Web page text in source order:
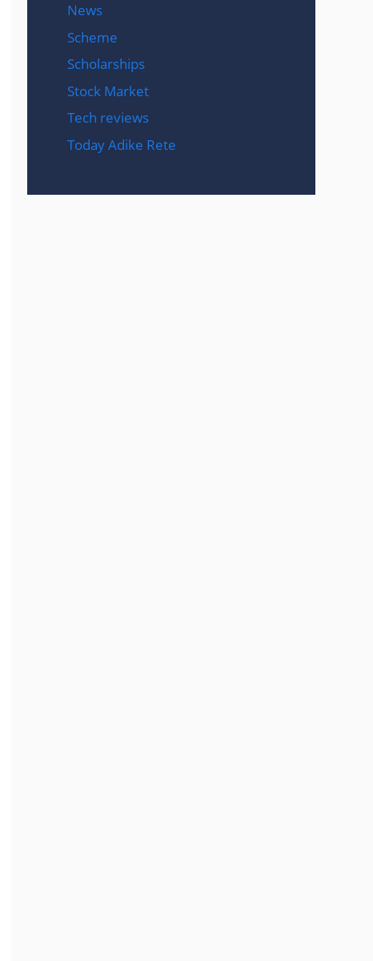
News
Scheme
Scholarships
Stock Market
Tech reviews
Today Adike Rete